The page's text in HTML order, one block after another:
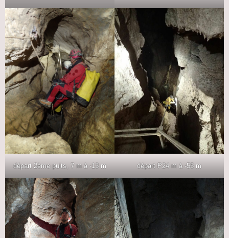
départ 2ème puits, 7 m à -13 m départ P24 m à -55 m